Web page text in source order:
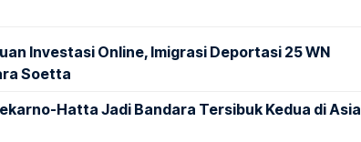
Investasi Online, Imigrasi Deportasi 25 WN
Soetta
Hatta Jadi Bandara Tersibuk Kedua di Asia